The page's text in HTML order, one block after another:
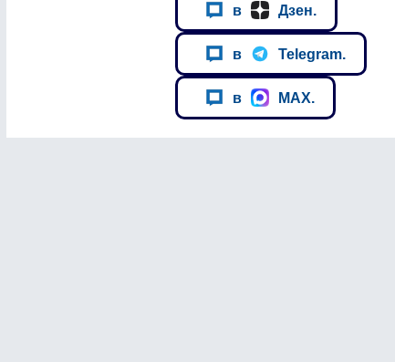
в Дзен.
в Telegram.
в MAX.